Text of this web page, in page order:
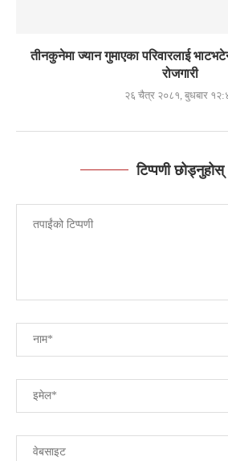
तीनकुनेमा ज्यान गुमाएका परिवारलाई
रोजगारी
२६ चैत्र २०८१, बुधबार
टिप्पणी छोड्नुहोस्